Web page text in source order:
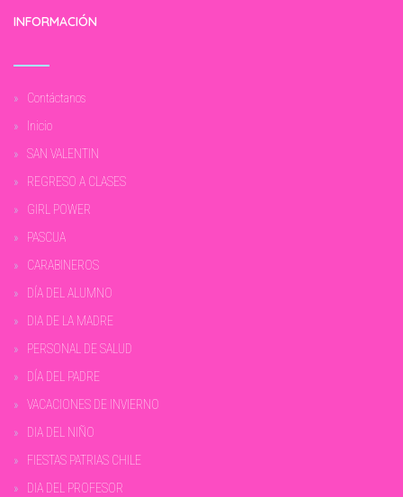
INFORMACIÓN
Contáctanos
Inicio
SAN VALENTIN
REGRESO A CLASES
GIRL POWER
PASCUA
CARABINEROS
DÍA DEL ALUMNO
DIA DE LA MADRE
PERSONAL DE SALUD
DÍA DEL PADRE
VACACIONES DE INVIERNO
DIA DEL NIÑO
FIESTAS PATRIAS CHILE
DIA DEL PROFESOR